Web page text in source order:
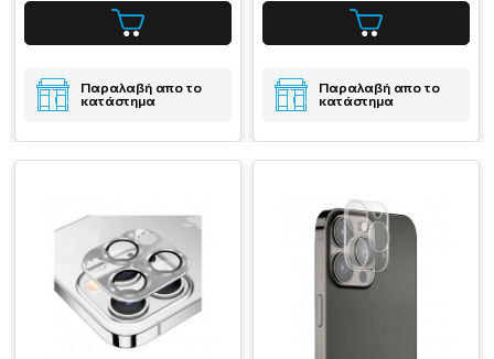
Παραλαβή απο το
κατάστημα
Παραλαβή απο το
κατάστημα